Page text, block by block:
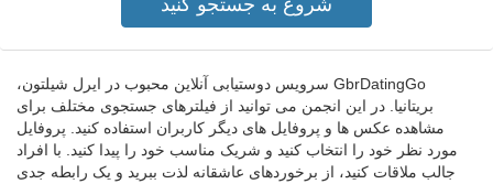
GbrDatingGo سرویس دوستیابی آنلاین محبوب در ایرل شیلتون،
بریتانیا. در این انجمن می توانید از فیلترهای جستجوی مختلف برای
مشاهده عکس ها و پروفایل های دیگر کاربران استفاده کنید. پروفایل
مورد نظر خود را انتخاب کنید و شریک مناسب خود را پیدا کنید. با افراد
جالب ملاقات کنید، از برخوردهای عاشقانه لذت ببرید و یک رابطه جدی